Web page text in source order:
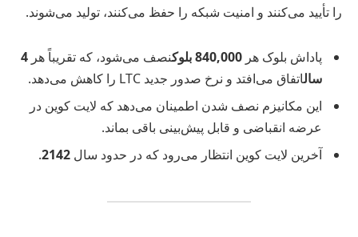
را تأیید می‌کنند و امنیت شبکه را حفظ می‌کنند، تولید می‌شوند.
پاداش بلوک هر 840,000 بلوک نصف می‌شود، که تقریباً هر 4
سالاتفاق می‌افتد و نرخ صدور جدید LTC را کاهش می‌دهد.
این مکانیزم نصف شدن اطمینان می‌دهد که لایت کوین در
عرضه انقباضی و قابل پیش‌بینی باقی بماند.
آخرین لایت کوین انتظار می‌رود که در حدود سال 2142
.